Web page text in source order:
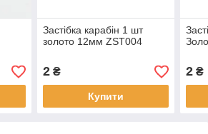
Застібка карабін 1 шт
золото 12мм ZST004
2₴
Купити
2 ₴